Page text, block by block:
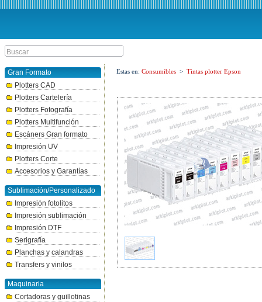
Gran Formato
Plotters CAD
Plotters Cartelería
Plotters Fotografía
Plotters Multifunción
Escáners Gran formato
Impresión UV
Plotters Corte
Accesorios y Garantías
Sublimación/Personalizado
Impresión fotolitos
Impresión sublimación
Impresión DTF
Serigrafía
Planchas y calandras
Transfers y vinilos
Maquinaria
Cortadoras y guillotinas
Estas en: Consumibles > Tintas plotter Epson